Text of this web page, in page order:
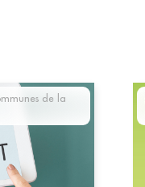
de la